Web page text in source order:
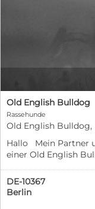
Old English Bulldog
Rassehunde
Old English Bulldog,
Hallo Mein Partner
einer Old English
Berlin in einer
Dachterrasse und
Park). Auch ohne
DE-10367
Berlin